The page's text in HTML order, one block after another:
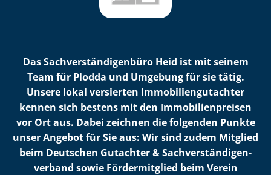
Das Sach­ver­stän­di­gen­bü­ro Heid ist mit seinem
Team für Plodda und Umgebung für sie tätig.
Unsere lokal versierten Im­mo­bi­li­en­gut­ach­ter
kennen sich bestens mit den Im­mo­bi­li­en­prei­sen
vor Ort aus. Dabei zeichnen die folgenden Punkte
unser Angebot für Sie aus: Wir sind zudem Mitglied
beim Deutschen Gutachter & Sach­ver­stän­di­gen­
ver­band sowie Fördermitglied beim Verein